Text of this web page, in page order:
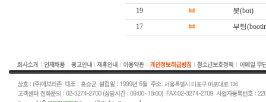
19
ㅂ
봇(bot)
17
ㅂ 부팅